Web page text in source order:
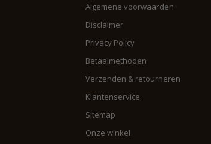
Algemene voorwaarden
Disclaimer
Privacy Policy
Betaalmethoden
Verzenden & retourneren
Klantenservice
Sitemap
Onze winkel